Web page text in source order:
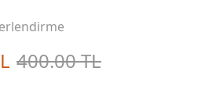
400.00 TL